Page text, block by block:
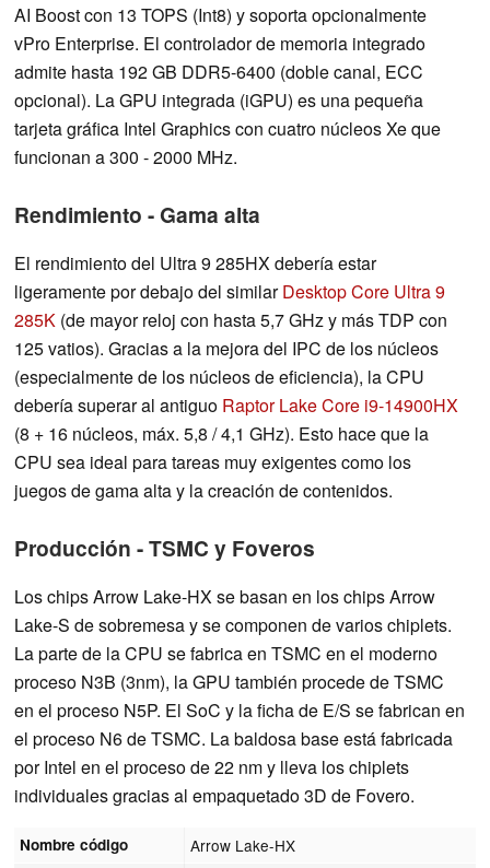
AI Boost con 13 TOPS (Int8) y soporta opcionalmente
vPro Enterprise. El controlador de memoria integrado
admite hasta 192 GB DDR5-6400 (doble canal, ECC
opcional). La GPU integrada (iGPU) es una pequeña
tarjeta gráfica Intel Graphics con cuatro núcleos Xe que
funcionan a 300 - 2000 MHz.
Rendimiento - Gama alta
El rendimiento del Ultra 9 285HX debería estar
ligeramente por debajo del similarDesktop Core Ultra 9
285K (de mayor reloj con hasta 5,7 GHz y más TDP con
125 vatios). Gracias a la mejora del IPC de los núcleos
(especialmente de los núcleos de eficiencia), la CPU
debería superar al antiguo Raptor Lake Core i9-14900HX
(8 + 16 núcleos, máx. 5,8 / 4,1 GHz). Esto hace que la
CPU sea ideal para tareas muy exigentes como los
juegos de gama alta y la creación de contenidos.
Producción - TSMC y Foveros
Los chips Arrow Lake-HX se basan en los chips Arrow
Lake-S de sobremesa y se componen de varios chiplets.
La parte de la CPU se fabrica en TSMC en el moderno
proceso N3B (3nm), la GPU también procede de TSMC
en el proceso N5P. El SoC y la ficha de E/S se fabrican en
el proceso N6 de TSMC. La baldosa base está fabricada
por Intel en el proceso de 22 nm y lleva los chiplets
individuales gracias al empaquetado 3D de Fovero.
Nombre código Arrow Lake-HX